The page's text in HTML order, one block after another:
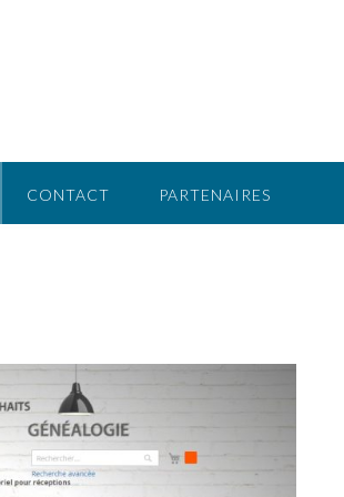
CONTACT PARTENAIRES